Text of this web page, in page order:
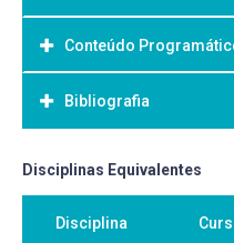
Objetivo Geral:
...
Conteúdo
I. ministrar aulas teóricas e
II. participar em avaliação
III. aplicar métodos ou
dirigido, seminários, etc.
Bibliografia
Bibliografia Básica:
Disciplinas Equivalentes
Disciplina